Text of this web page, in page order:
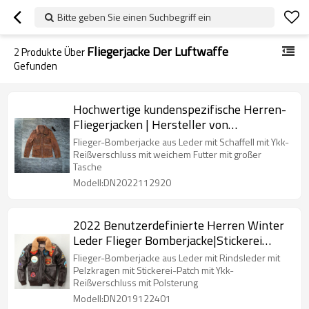
Bitte geben Sie einen Suchbegriff ein
2Produkte ÜberFliegerjacke Der Luftwaffe
Gefunden
Hochwertige kundenspezifische Herren-
Fliegerjacken | Hersteller von
Modedesign-Fliegerjacken
Flieger-Bomberjacke aus Leder mit Schaffell mit Ykk-
Reißverschluss mit weichem Futter mit großer
Tasche
Modell:DN2022112920
2022 Benutzerdefinierte Herren Winter
Leder Flieger Bomberjacke|Stickerei
Mode Fliegerjacke Hersteller
Flieger-Bomberjacke aus Leder mit Rindsleder mit
Pelzkragen mit Stickerei-Patch mit Ykk-
Reißverschluss mit Polsterung
Modell:DN2019122401